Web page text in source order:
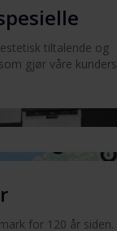
tiltalende og
gjør våre kunders
for 120 år siden.